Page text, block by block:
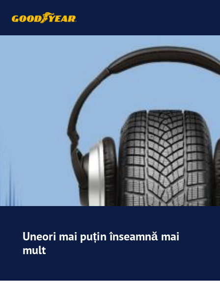
Uneori mai puțin înseamnă mai
mult